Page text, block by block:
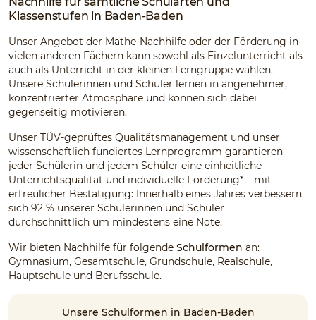
Klassenstufen in Baden-Baden
Unser Angebot der Mathe-Nachhilfe oder der Förderung in
vielen anderen Fächern kann sowohl als Einzelunterricht als
auch als Unterricht in der kleinen Lerngruppe wählen.
Unsere Schülerinnen und Schüler lernen in angenehmer,
konzentrierter Atmosphäre und können sich dabei
gegenseitig motivieren.
Unser TÜV-geprüftes Qualitätsmanagement und unser
wissenschaftlich fundiertes Lernprogramm garantieren
jeder Schülerin und jedem Schüler eine einheitliche
Unterrichtsqualität und individuelle Förderung* – mit
erfreulicher Bestätigung: Innerhalb eines Jahres verbessern
sich 92 % unserer Schülerinnen und Schüler
durchschnittlich um mindestens eine Note.
Wir bieten Nachhilfe für folgende Schulformen an:
Gymnasium, Gesamtschule, Grundschule, Realschule,
Hauptschule und Berufsschule.
Unsere Schulformen in Baden-Baden